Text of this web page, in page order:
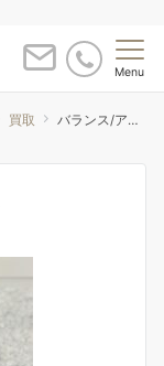
Menu
買取 バランス/アンバランスの変換器